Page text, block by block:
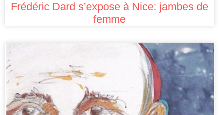
Frédéric Dard s’expose à Nice: jambes de
femme